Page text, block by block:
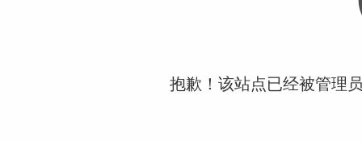
抱歉！该站点已经被管理